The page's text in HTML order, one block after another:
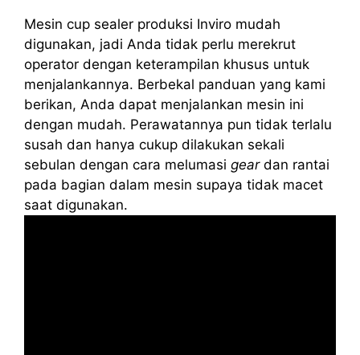
Mesin cup sealer produksi Inviro mudah
digunakan, jadi Anda tidak perlu merekrut
operator dengan keterampilan khusus untuk
menjalankannya. Berbekal panduan yang kami
berikan, Anda dapat menjalankan mesin ini
dengan mudah. Perawatannya pun tidak terlalu
susah dan hanya cukup dilakukan sekali
sebulan dengan cara melumasi geardan rantai
pada bagian dalam mesin supaya tidak macet
saat digunakan.